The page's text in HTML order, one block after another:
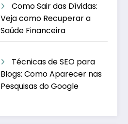
Como Sair das Dívidas:
Veja como Recuperar a
Saúde Financeira
Técnicas de SEO para
Blogs: Como Aparecer nas
Pesquisas do Google